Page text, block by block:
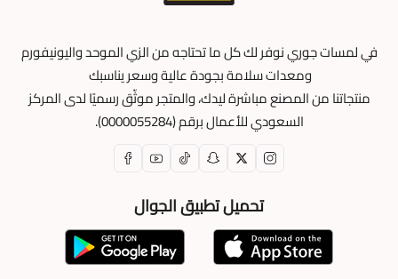
في لمسات جوري نوفر لك كل ما تحتاجه من الزي الموحد واليونيفورم
ومعدات سلامة بجودة عالية وسعر يناسبك
منتجاتنا من المصنع مباشرة ليدك، والمتجر موثّق رسميًا لدى المركز
السعودي للأعمال برقم (0000055284).
تحميل تطبيق الجوال